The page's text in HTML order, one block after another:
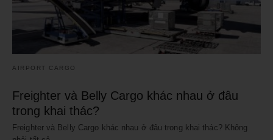
AIRPORT CARGO
Freighter và Belly Cargo khác nhau ở đâu
trong khai thác?
Freighter và Belly Cargo khác nhau ở đâu trong khai thác? Không